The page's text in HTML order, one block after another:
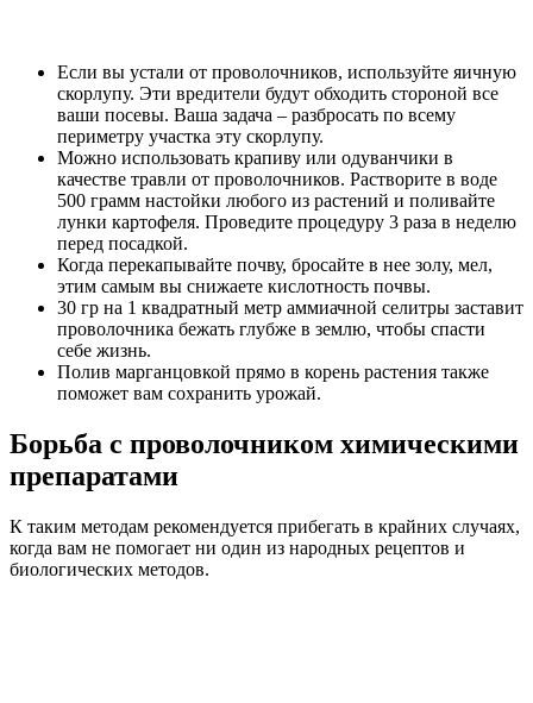
Если вы устали от проволочников, используйте яичную
скорлупу. Эти вредители будут обходить стороной все
ваши посевы. Ваша задача – разбросать по всему
периметру участка эту скорлупу.
Можно использовать крапиву или одуванчики в
качестве травли от проволочников. Растворите в воде
500 грамм настойки любого из растений и поливайте
лунки картофеля. Проведите процедуру 3 раза в неделю
перед посадкой.
Когда перекапывайте почву, бросайте в нее золу, мел,
этим самым вы снижаете кислотность почвы.
30 гр на 1 квадратный метр аммиачной селитры заставит
проволочника бежать глубже в землю, чтобы спасти
себе жизнь.
Полив марганцовкой прямо в корень растения также
поможет вам сохранить урожай.
Борьба с проволочником химическими
препаратами
К таким методам рекомендуется прибегать в крайних случаях,
когда вам не помогает ни один из народных рецептов и
биологических методов.